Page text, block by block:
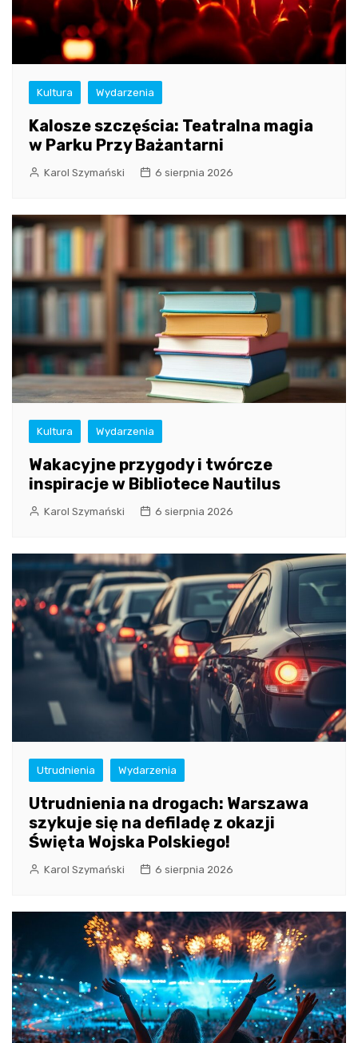
Kultura Wydarzenia
Kalosze szczęścia: Teatralna magia
w Parku Przy Bażantarni
Karol Szymański 6 sierpnia 2026
Kultura Wydarzenia
Wakacyjne przygody i twórcze
inspiracje w Bibliotece Nautilus
Karol Szymański 6 sierpnia 2026
Utrudnienia Wydarzenia
Utrudnienia na drogach: Warszawa
szykuje się na defiladę z okazji
Święta Wojska Polskiego!
Karol Szymański 6 sierpnia 2026